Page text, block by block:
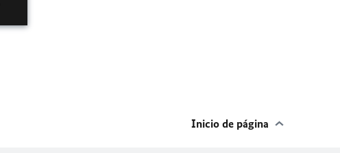
Inicio de página